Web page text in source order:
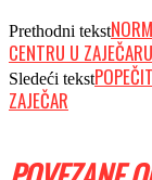
Prethodni tekst
CENTRU U ZAJEČARU
Sledeći tekst
ZAJEČAR